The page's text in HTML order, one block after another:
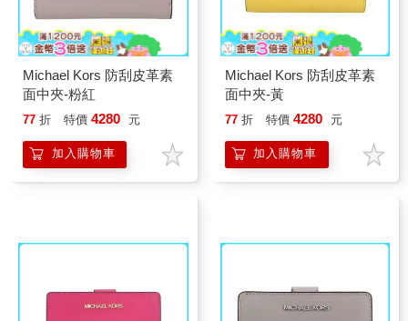
Michael Kors 防刮皮革素
面中夾-粉紅
77 折 特價 4280 元
加入購物車
Michael Kors 防刮皮革素
面中夾-黃
77 折 特價 4280 元
加入購物車